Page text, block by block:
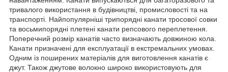
тривалого використання в будівництві, промисловості та на
транспорті. Найпопулярніші трипорядні канати тросової совки
та восьмипорядні плетені канати репсового переплетення.
Поперечний розмір канатів часто визначають довжиною кола.
Канати призначені для експлуатації в екстремальних умовах.
Одним із поширених матеріалів для виготовлення канатів є
джут. Також джутове волокно широко використовують для